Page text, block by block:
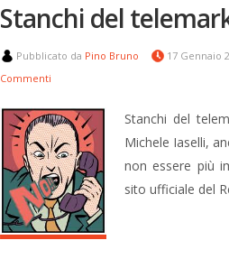
Stanchi del
Pubblicato da Pino Bruno 17 Gennaio
Commenti
Stanchi del
Michele Iaselli,
non essere più
sito ufficiale del